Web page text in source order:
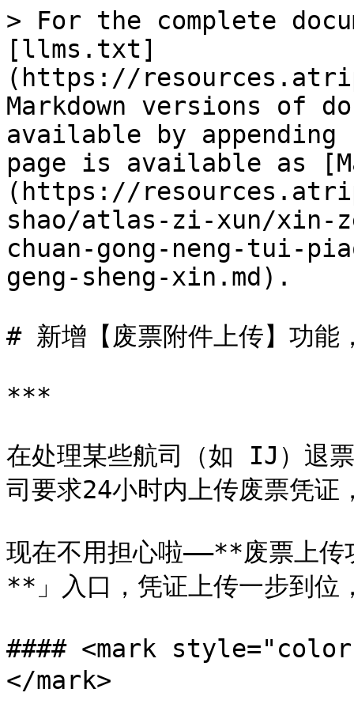
> For the complete
[llms.txt]
(https://
Markdown versions of
available by
page is available as
(https://
shao/atlas-zi-xun/xin-
chuan-gong-neng-tui-
geng-sheng-xin.md).
# 新增【废票附件上传】功能
***
在处理某些航司（如 IJ）退
司要求24小时内上传废票凭证
现在不用担心啦——**废票上
**」入口，凭证上传一步到位
#### <mark
</mark>